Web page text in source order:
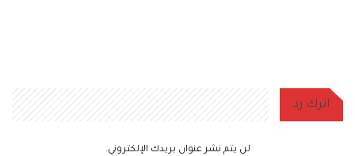
اترك رد
لن يتم نشر عنوان بريدك الإلكتروني.